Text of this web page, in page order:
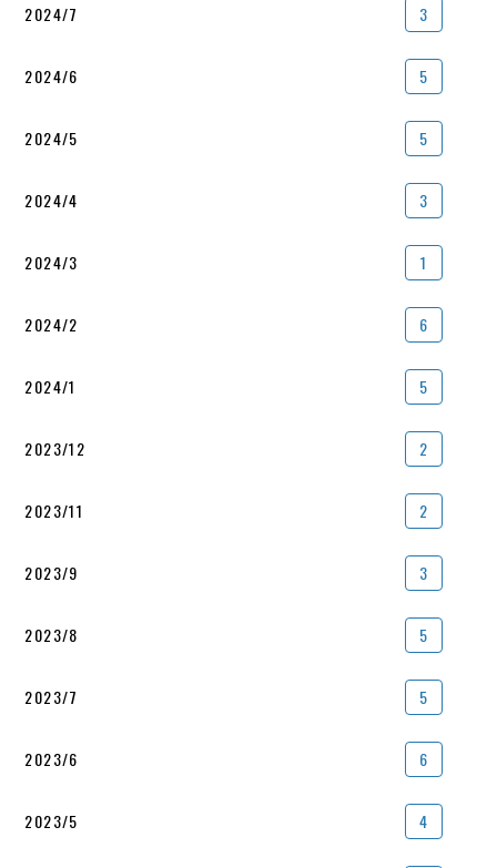
2024/7 3
2024/6 5
2024/5 5
2024/4 3
2024/3 1
2024/2 6
2024/1 5
2023/12 2
2023/11 2
2023/9 3
2023/8 5
2023/7 5
2023/6 6
2023/5 4